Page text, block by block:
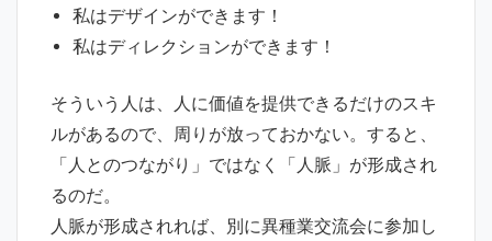
私はデザインができます！
私はディレクションができます！
そういう人は、人に価値を提供できるだけのスキ
ルがあるので、周りが放っておかない。すると、
「人とのつながり」ではなく「人脈」が形成され
るのだ。
人脈が形成されれば、別に異種業交流会に参加し